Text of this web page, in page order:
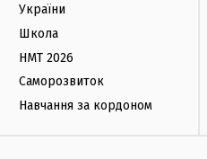
України
Школа
НМТ 2026
Саморозвиток
Навчання за кордоном